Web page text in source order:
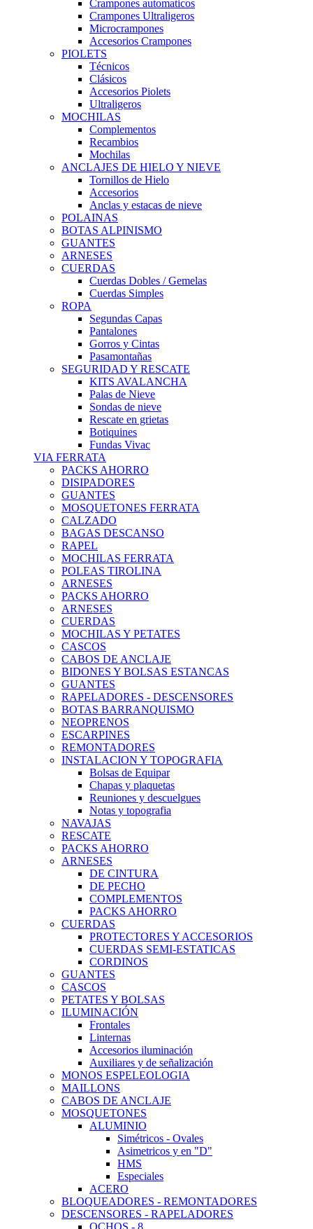
Crampones automaticos
Crampones Ultraligeros
Microcrampones
Accesorios Crampones
PIOLETS
Técnicos
Clásicos
Accesorios Piolets
Ultraligeros
MOCHILAS
Complementos
Recambios
Mochilas
ANCLAJES DE HIELO Y NIEVE
Tornillos de Hielo
Accesorios
Anclas y estacas de nieve
POLAINAS
BOTAS ALPINISMO
GUANTES
ARNESES
CUERDAS
Cuerdas Dobles / Gemelas
Cuerdas Simples
ROPA
Segundas Capas
Pantalones
Gorros y Cintas
Pasamontañas
SEGURIDAD Y RESCATE
KITS AVALANCHA
Palas de Nieve
Sondas de nieve
Rescate en grietas
Botiquines
Fundas Vivac
VIA FERRATA
PACKS AHORRO
DISIPADORES
GUANTES
MOSQUETONES FERRATA
CALZADO
BAGAS DESCANSO
RAPEL
MOCHILAS FERRATA
POLEAS TIROLINA
ARNESES
PACKS AHORRO
ARNESES
CUERDAS
MOCHILAS Y PETATES
CASCOS
CABOS DE ANCLAJE
BIDONES Y BOLSAS ESTANCAS
GUANTES
RAPELADORES - DESCENSORES
BOTAS BARRANQUISMO
NEOPRENOS
ESCARPINES
REMONTADORES
INSTALACION Y TOPOGRAFIA
Bolsas de Equipar
Chapas y plaquetas
Reuniones y descuelgues
Notas y topografia
NAVAJAS
RESCATE
PACKS AHORRO
ARNESES
DE CINTURA
DE PECHO
COMPLEMENTOS
PACKS AHORRO
CUERDAS
PROTECTORES Y ACCESORIOS
CUERDAS SEMI-ESTATICAS
CORDINOS
GUANTES
CASCOS
PETATES Y BOLSAS
ILUMINACIÓN
Frontales
Linternas
Accesorios iluminación
Auxiliares y de señalización
MONOS ESPELEOLOGIA
MAILLONS
CABOS DE ANCLAJE
MOSQUETONES
ALUMINIO
Simétricos - Ovales
Asimetricos y en "D"
HMS
Especiales
ACERO
BLOQUEADORES - REMONTADORES
DESCENSORES - RAPELADORES
OCHOS - 8